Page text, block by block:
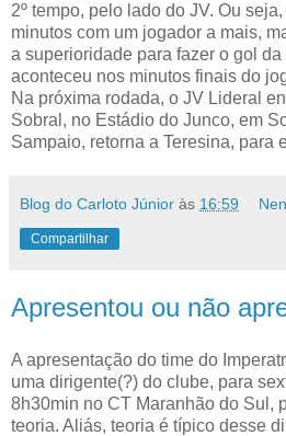
2º tempo, pelo lado do JV. Ou
minutos com um jogador a mais,
a superioridade para fazer o gol
aconteceu nos minutos finais do
Na próxima rodada, o JV Lideral
Sobral, no Estádio do Junco, em
Sampaio, retorna a Teresina, para
Blog do Carloto Júnior às 16:59
Compartilhar
Apresentou ou não
A apresentação do time do
uma dirigente(?) do clube, para
8h30min no CT Maranhão do Sul,
teoria. Aliás, teoria é típico desse